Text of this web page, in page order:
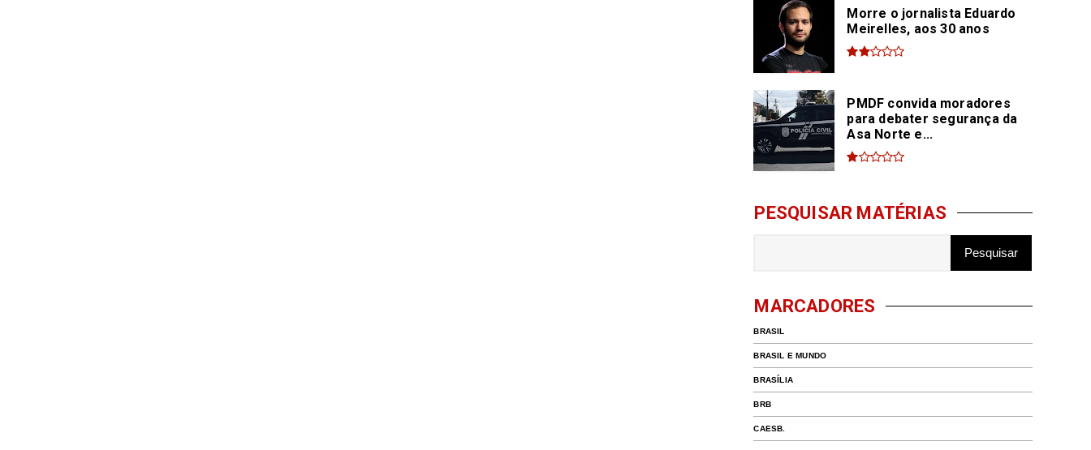
Morre o jornalista Eduardo
Meirelles, aos 30 anos
PMDF convida moradores
para debater segurança da
Asa Norte e...
PESQUISAR MATÉRIAS
MARCADORES
BRASIL
BRASIL E MUNDO
BRASÍLIA
BRB
CAESB.